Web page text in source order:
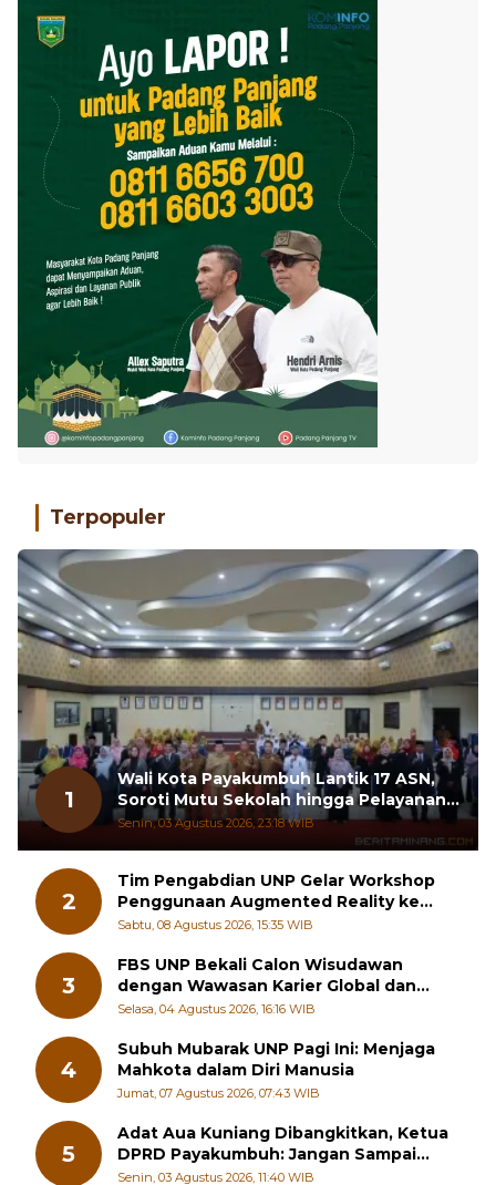
Terpopuler
1
Wali Kota Payakumbuh Lantik 17 ASN,
Soroti Mutu Sekolah hingga Pelayanan
RSUD
Senin, 03 Agustus 2026, 23:18 WIB
2
Tim Pengabdian UNP Gelar Workshop
Penggunaan Augmented Reality ke
Guru Kimia SMA di Padang Pariaman
Sabtu, 08 Agustus 2026, 15:35 WIB
3
FBS UNP Bekali Calon Wisudawan
dengan Wawasan Karier Global dan
Kewirausahaan Kreatif
Selasa, 04 Agustus 2026, 16:16 WIB
4
Subuh Mubarak UNP Pagi Ini: Menjaga
Mahkota dalam Diri Manusia
Jumat, 07 Agustus 2026, 07:43 WIB
5
Adat Aua Kuniang Dibangkitkan, Ketua
DPRD Payakumbuh: Jangan Sampai
Generasi Muda Hilang Jati Diri
Senin, 03 Agustus 2026, 11:40 WIB